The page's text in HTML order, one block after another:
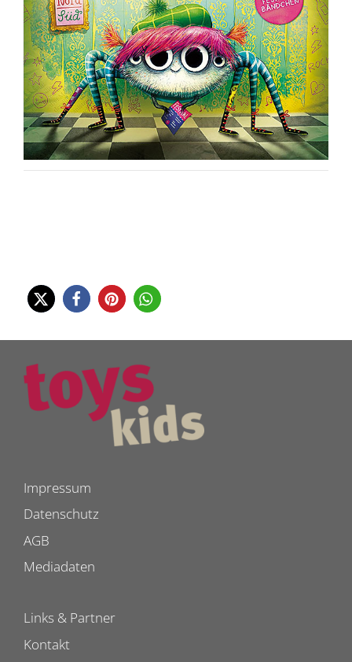
Impressum
Datenschutz
AGB
Mediadaten
Links & Partner
Kontakt